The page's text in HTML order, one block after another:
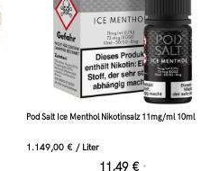
Pod Salt Ice Menthol Nikotinsalz 11mg/ml 10ml
1.149,00 € / Liter
11,49 € *